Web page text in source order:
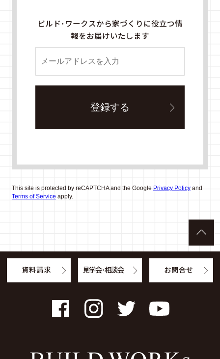
ビルド・ワークスから家づくりに役立つ情
報をお届けいたします
This site is protected by reCAPTCHA and the Google Privacy Policyand
Terms of Service apply.
FacebookInstagramTwitter YouTube
資料請求 見学会・相談会 お問合せ